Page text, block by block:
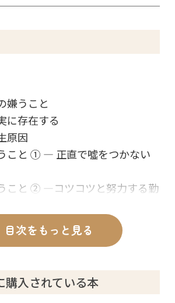
うこと
存在する
原因
こと ① ― 正直で噓をつかない
こと ② ―コツコツと努力する勤
こと ③ ― 明るく積極的な生き
発生
目次をもっと見る
購入されている本